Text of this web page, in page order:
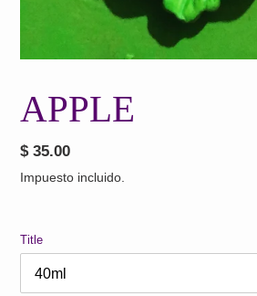
APPLE
Precio
habitual
$ 35.00
Impuesto incluido.
Title